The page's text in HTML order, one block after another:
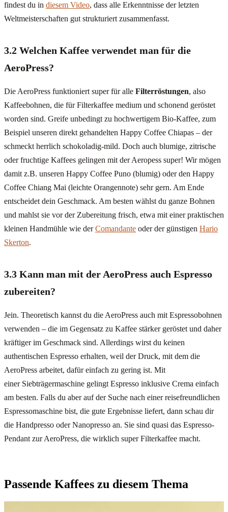
findest du in diesem Video, dass alle Erkenntnisse der letzten
Weltmeisterschaften gut strukturiert zusammenfasst.
3.2 Welchen Kaffee verwendet man für die
AeroPress?
Die AeroPress funktioniert super für alle Filterröstungen, also
Kaffeebohnen, die für Filterkaffee medium und schonend geröstet
worden sind. Greife unbedingt zu hochwertigem Bio-Kaffee, zum
Beispiel unseren direkt gehandelten Happy Coffee Chiapas – der
schmeckt herrlich schokoladig-mild. Doch auch blumige, zitrische
oder fruchtige Kaffees gelingen mit der Aeropess super! Wir mögen
damit z.B. unseren Happy Coffee Puno (blumig) oder den Happy
Coffee Chiang Mai (leichte Orangennote) sehr gern. Am Ende
entscheidet dein Geschmack. Am besten wählst du ganze Bohnen
und mahlst sie vor der Zubereitung frisch, etwa mit einer praktischen
kleinen Handmühle wie derComandante oder der günstigen Hario
Skerton.
3.3 Kann man mit der AeroPress auch Espresso
zubereiten?
Jein. Theoretisch kannst du die AeroPress auch mit Espressobohnen
verwenden – die im Gegensatz zu Kaffee stärker geröstet und daher
kräftiger im Geschmack sind. Allerdings wirst du keinen
authentischen Espresso erhalten, weil der Druck, mit dem die
AeroPress arbeitet, dafür einfach zu gering ist. Mit
einer Siebträgermaschine gelingt Espresso inklusive Crema einfach
am besten. Falls du aber auf der Suche nach einer reisefreundlichen
Espressomaschine bist, die gute Ergebnisse liefert, dann schau dir
die Handpresso oder Nanopresso an. Sie sind quasi das Espresso-
Pendant zur AeroPress, die wirklich super Filterkaffee macht.
Passende Kaffees zu diesem Thema